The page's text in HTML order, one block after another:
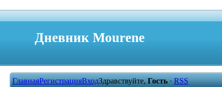
Дневник Mourene
ГлавнаяРегистрацияВходЗдравствуйте,Гость·RSS